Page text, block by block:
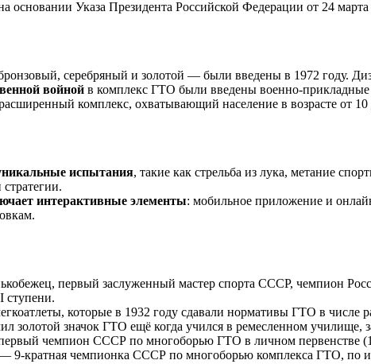
основании Указа Президента Российской Федерации от 24
серебряный и золотой — были введены в 1972 году.
войной в комплекс ГТО были введены военно-
комплекс, охватывающий население в возрасте от 10
испытания, такие как стрельба из лука, метание
интерактивные элементы: мобильное приложение и
первый заслуженный мастер спорта СССР, чемпион
ступени.
которые в 1932 году сдавали нормативы ГТО в числе
золотой значок ГТО ещё когда учился в ремесленном училище,
чемпион СССР по многоборью ГТО в личном первенстве
9-кратная чемпионка СССР по многоборью комплекса ГТО, по